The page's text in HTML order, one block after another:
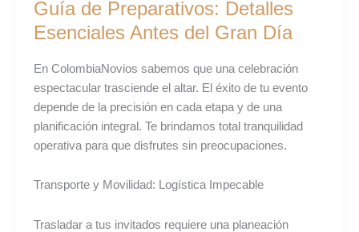
Guía de Preparativos: Detalles
Esenciales Antes del Gran Día
En ColombiaNovios sabemos que una celebración
espectacular trasciende el altar. El éxito de tu evento
depende de la precisión en cada etapa y de una
planificación integral. Te brindamos total tranquilidad
operativa para que disfrutes sin preocupaciones.
Transporte y Movilidad: Logística Impecable
Trasladar a tus invitados requiere una planeación
Preparativos:
Detalles
Antes
del
Gran
Día